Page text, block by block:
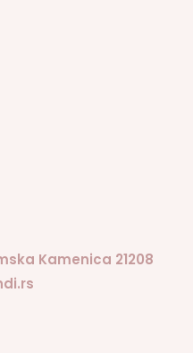
Kamenica 21208